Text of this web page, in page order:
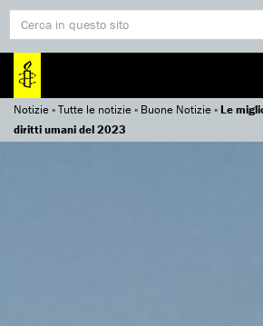
Notizie»Tutte le notizie» Buone Notizie»Le
diritti umani del 2023